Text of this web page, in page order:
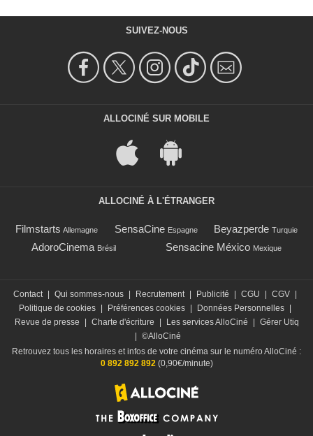
SUIVEZ-NOUS
ALLOCINÉ SUR MOBILE
ALLOCINÉ À L'ÉTRANGER
Filmstarts Allemagne SensaCine Espagne Beyazperde Turquie
AdoroCinema Brésil Sensacine México Mexique
Contact Qui sommes-nous Recrutement Publicité CGU CGV
Politique de cookies
Préférences cookies Données Personnelles
Revue de presse
Charte d'écriture Les services AlloCiné
Gérer Utiq
©AlloCiné
Retrouvez tous les horaires et infos de votre cinéma sur le numéro AlloCiné :
0 892 892 892(0,90€/minute)